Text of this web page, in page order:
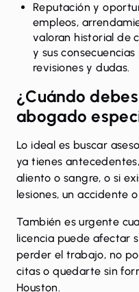
Reputación y
empleos,
valoran historial de
y sus
revisiones y dudas.
¿Cuándo
abogado
Lo ideal es buscar
ya tienes
aliento o sangre, o si
lesiones, un accidente
También es urgente
licencia puede afectar
perder el trabajo, no
citas o quedarte sin
Houston.